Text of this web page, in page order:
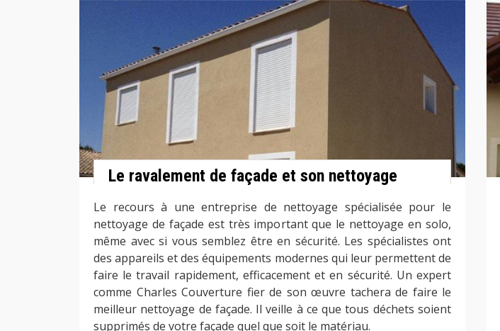
Le ravalement de façade et son nettoyage
Le recours à une entreprise de nettoyage spécialisée pour le
nettoyage de façade est très important que le nettoyage en solo,
même avec si vous semblez être en sécurité. Les spécialistes ont
des appareils et des équipements modernes qui leur permettent de
faire le travail rapidement, efficacement et en sécurité. Un expert
comme Charles Couverture fier de son œuvre tachera de faire le
meilleur nettoyage de façade. Il veille à ce que tous déchets soient
supprimés de votre façade quel que soit le matériau.